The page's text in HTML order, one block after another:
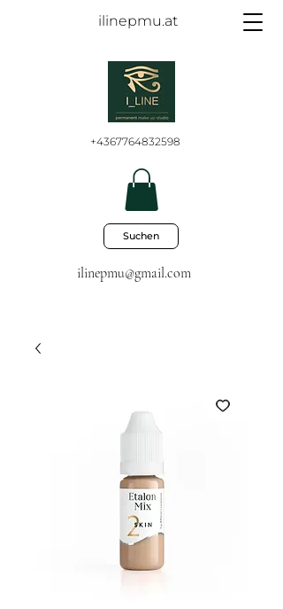
ilinepmu.at
ilinepmu@gmail.com
Suchen
+4367764832598